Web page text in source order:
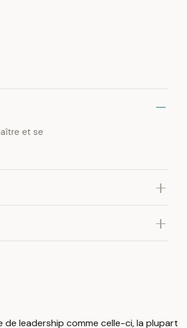
et se
leadership comme celle-ci, la plupart